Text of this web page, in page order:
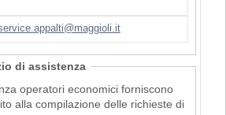
di assistenza
operatori economici forniscono
alla compilazione delle richieste di